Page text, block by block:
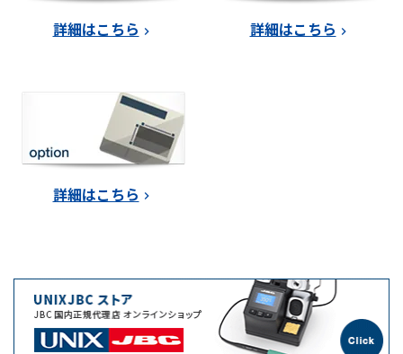
詳細はこちら 詳細はこちら
詳細はこちら